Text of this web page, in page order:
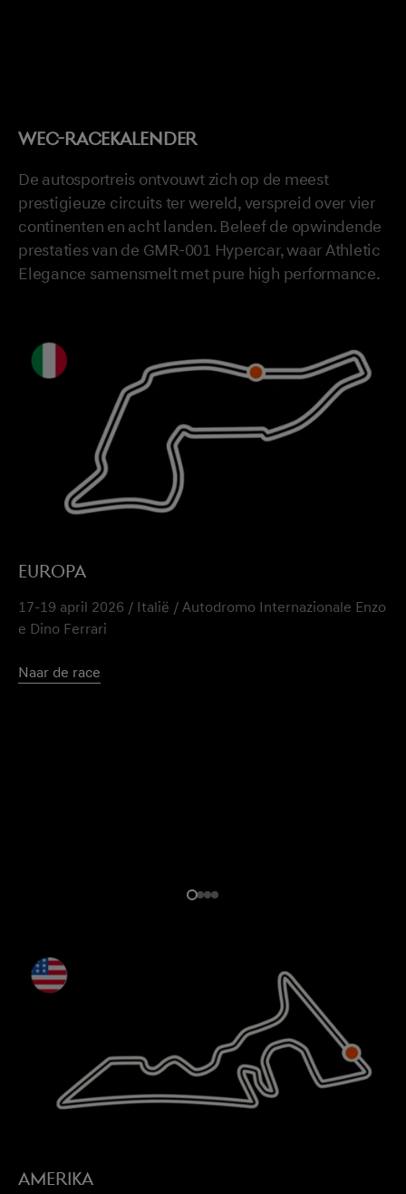
WEC-RACEKALENDER
De autosportreis ontvouwt zich op de meest
prestigieuze circuits ter wereld, verspreid over vier
continenten en acht landen. Beleef de opwindende
prestaties van de GMR-001 Hypercar, waar Athletic
Elegance samensmelt met pure high performance.
EUROPA
17-19 april 2026 / Italië / Autodromo Internazionale Enzo
e Dino Ferrari
Naar de race
AMERIKA